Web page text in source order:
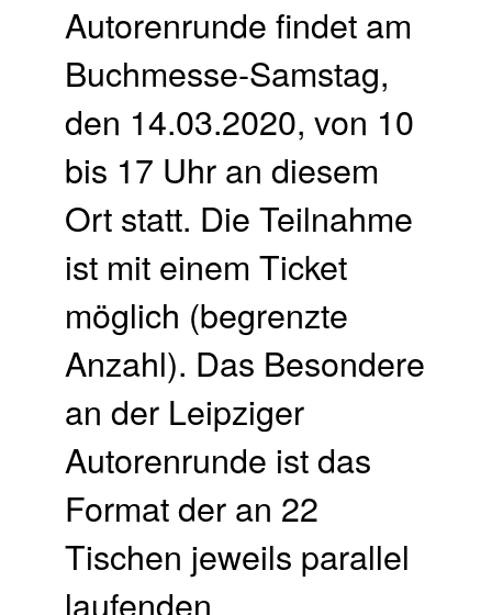
Autorenrunde findet am
Buchmesse-Samstag,
den 14.03.2020, von 10
bis 17 Uhr an diesem
Ort statt. Die Teilnahme
ist mit einem Ticket
möglich (begrenzte
Anzahl). Das Besondere
an der Leipziger
Autorenrunde ist das
Format der an 22
Tischen jeweils parallel
laufenden